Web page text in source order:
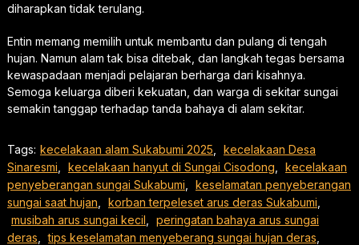
diharapkan tidak terulang.
Entin memang memilih untuk membantu dan pulang di tengah
hujan. Namun alam tak bisa ditebak, dan langkah tegas bersama
kewaspadaan menjadi pelajaran berharga dari kisahnya.
Semoga keluarga diberi kekuatan, dan warga di sekitar sungai
semakin tanggap terhadap tanda bahaya di alam sekitar.
Tags: kecelakaan alam Sukabumi 2025
kecelakaan Desa
Sinaresmi
kecelakaan hanyut di Sungai Cisodong
kecelakaan
penyeberangan sungai Sukabumi
keselamatan penyeberangan
sungai saat hujan
korban terpeleset arus deras Sukabumi
musibah arus sungai kecil
peringatan bahaya arus sungai
deras
tips keselamatan menyeberang sungai hujan deras